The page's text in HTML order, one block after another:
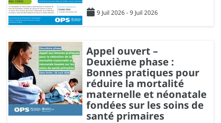
9 Juil 2026 - 9 Juil 2026
Appel ouvert –
Deuxième phase :
Bonnes pratiques pour
réduire la mortalité
maternelle et néonatale
fondées sur les soins de
santé primaires